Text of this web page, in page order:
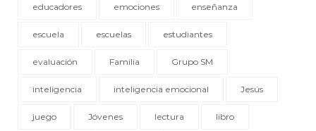
educadores emociones enseñanza
escuela escuelas estudiantes
evaluación Familia Grupo SM
inteligencia inteligencia emocional Jesús
juego Jóvenes lectura libro